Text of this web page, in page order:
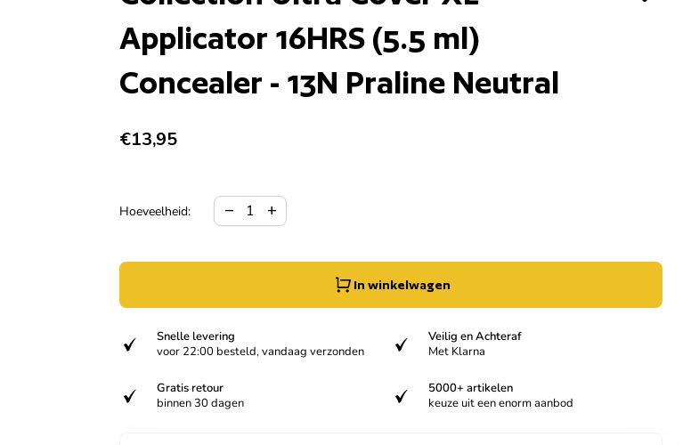
Applicator 16HRS (5.5 ml)
Concealer - 13N Praline Neutral
Normale prijs
€13,95
Hoeveelheid:
Hoeveelheid verlagen voor
remove
Verhoog de hoeveelheid voor
add
In winkelwagen
verified
Snelle levering
voor 22:00 besteld, vandaag verzonden
verified
Veilig en Achteraf
Met Klarna
verified
Gratis retour
binnen 30 dagen
verified
5000+ artikelen
keuze uit een enorm aanbod